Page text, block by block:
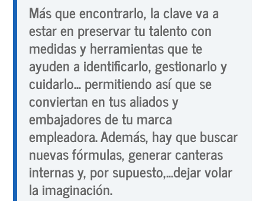
Más que encontrarlo, la clave va a
estar en preservar tu talento con
medidas y herramientas que te
ayuden a identificarlo, gestionarlo y
cuidarlo… permitiendo así que se
conviertan en tus aliados y
embajadores de tu marca
empleadora. Además, hay que buscar
nuevas fórmulas, generar canteras
internas y, por supuesto,…dejar volar
la imaginación.